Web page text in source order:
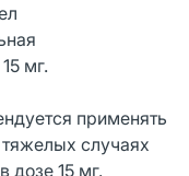
мг.
применять
тяжелых случаях
дозе 15 мг.